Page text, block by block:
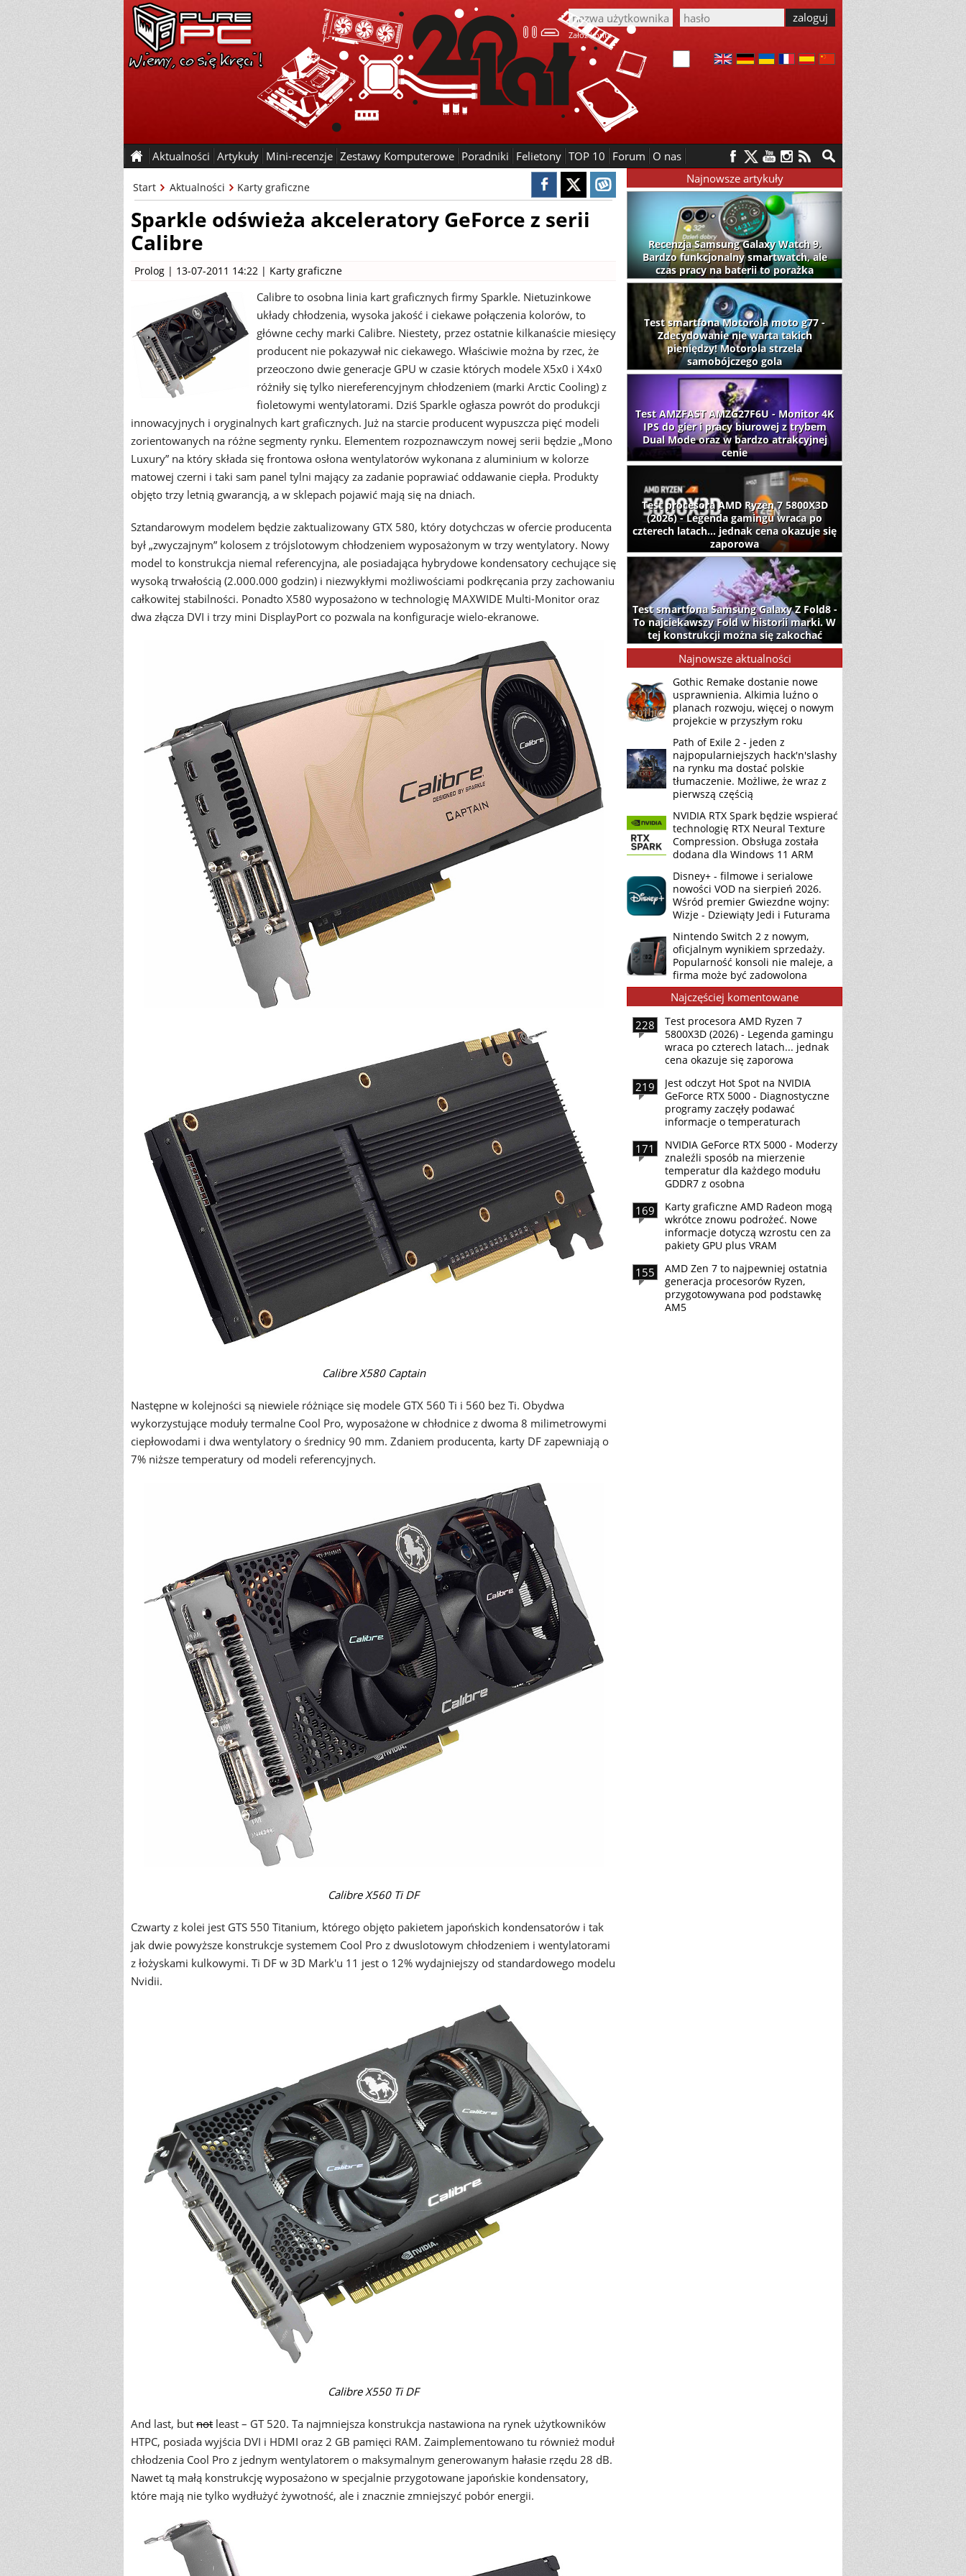
Załóż konto
Aktualności Artykuły Mini-recenzje Zestawy Komputerowe Poradniki Felietony TOP 10 Forum O nas
Start Aktualności Karty graficzne
Sparkle odświeża akceleratory GeForce z serii
Calibre
Prolog | 13-07-2011 14:22 | Karty graficzne
Calibre to osobna linia kart graficznych firmy Sparkle. Nietuzinkowe
układy chłodzenia, wysoka jakość i ciekawe połączenia kolorów, to
główne cechy marki Calibre. Niestety, przez ostatnie kilkanaście miesięcy
producent nie pokazywał nic ciekawego. Właściwie można by rzec, że
przeoczono dwie generacje GPU w czasie których modele X5x0 i X4x0
różniły się tylko niereferencyjnym chłodzeniem (marki Arctic Cooling) z
fioletowymi wentylatorami. Dziś Sparkle ogłasza powrót do produkcji
innowacyjnych i oryginalnych kart graficznych. Już na starcie producent wypuszcza pięć modeli
zorientowanych na różne segmenty rynku. Elementem rozpoznawczym nowej serii będzie „Mono
Luxury” na który składa się frontowa osłona wentylatorów wykonana z aluminium w kolorze
matowej czerni i taki sam panel tylni mający za zadanie poprawiać oddawanie ciepła. Produkty
objęto trzy letnią gwarancją, a w sklepach pojawić mają się na dniach.
Sztandarowym modelem będzie zaktualizowany GTX 580, który dotychczas w ofercie producenta
był „zwyczajnym” kolosem z trójslotowym chłodzeniem wyposażonym w trzy wentylatory. Nowy
model to konstrukcja niemal referencyjna, ale posiadająca hybrydowe kondensatory cechujące się
wysoką trwałością (2.000.000 godzin) i niezwykłymi możliwościami podkręcania przy zachowaniu
całkowitej stabilności. Ponadto X580 wyposażono w technologię MAXWIDE Multi-Monitor oraz
dwa złącza DVI i trzy mini DisplayPort co pozwala na konfiguracje wielo-ekranowe.
Calibre X580 Captain
Następne w kolejności są niewiele różniące się modele GTX 560 Ti i 560 bez Ti. Obydwa
wykorzystujące moduły termalne Cool Pro, wyposażone w chłodnice z dwoma 8 milimetrowymi
ciepłowodami i dwa wentylatory o średnicy 90 mm. Zdaniem producenta, karty DF zapewniają o
7% niższe temperatury od modeli referencyjnych.
Calibre X560 Ti DF
Czwarty z kolei jest GTS 550 Titanium, którego objęto pakietem japońskich kondensatorów i tak
jak dwie powyższe konstrukcje systemem Cool Pro z dwuslotowym chłodzeniem i wentylatorami
z łożyskami kulkowymi. Ti DF w 3D Mark'u 11 jest o 12% wydajniejszy od standardowego modelu
Nvidii.
Calibre X550 Ti DF
And last, but not least – GT 520. Ta najmniejsza konstrukcja nastawiona na rynek użytkowników
HTPC, posiada wyjścia DVI i HDMI oraz 2 GB pamięci RAM. Zaimplementowano tu również moduł
chłodzenia Cool Pro z jednym wentylatorem o maksymalnym generowanym hałasie rzędu 28 dB.
Nawet tą małą konstrukcję wyposażono w specjalnie przygotowane japońskie kondensatory,
które mają nie tylko wydłużyć żywotność, ale i znacznie zmniejszyć pobór energii.
Najnowsze artykuły
Recenzja Samsung Galaxy Watch 9.
Bardzo funkcjonalny smartwatch, ale
czas pracy na baterii to porażka
Test smartfona Motorola moto g77 -
Zdecydowanie nie warta takich
pieniędzy! Motorola strzela
samobójczego gola
Test AMZFAST AMZG27F6U - Monitor 4K
IPS do gier i pracy biurowej z trybem
Dual Mode oraz w bardzo atrakcyjnej
cenie
Test procesora AMD Ryzen 7 5800X3D
(2026) - Legenda gamingu wraca po
czterech latach... jednak cena okazuje się
zaporowa
Test smartfona Samsung Galaxy Z Fold8 -
To najciekawszy Fold w historii marki. W
tej konstrukcji można się zakochać
Najnowsze aktualności
Gothic Remake dostanie nowe
usprawnienia. Alkimia luźno o
planach rozwoju, więcej o nowym
projekcie w przyszłym roku
Path of Exile 2 - jeden z
najpopularniejszych hack'n'slashy
na rynku ma dostać polskie
tłumaczenie. Możliwe, że wraz z
pierwszą częścią
NVIDIA RTX Spark będzie wspierać
technologię RTX Neural Texture
Compression. Obsługa została
dodana dla Windows 11 ARM
Disney+ - filmowe i serialowe
nowości VOD na sierpień 2026.
Wśród premier Gwiezdne wojny:
Wizje - Dziewiąty Jedi i Futurama
Nintendo Switch 2 z nowym,
oficjalnym wynikiem sprzedaży.
Popularność konsoli nie maleje, a
firma może być zadowolona
Najczęściej komentowane
228
Test procesora AMD Ryzen 7
5800X3D (2026) - Legenda gamingu
wraca po czterech latach... jednak
cena okazuje się zaporowa
219
Jest odczyt Hot Spot na NVIDIA
GeForce RTX 5000 - Diagnostyczne
programy zaczęły podawać
informacje o temperaturach
171
NVIDIA GeForce RTX 5000 - Moderzy
znaleźli sposób na mierzenie
temperatur dla każdego modułu
GDDR7 z osobna
169
Karty graficzne AMD Radeon mogą
wkrótce znowu podrożeć. Nowe
informacje dotyczą wzrostu cen za
pakiety GPU plus VRAM
155
AMD Zen 7 to najpewniej ostatnia
generacja procesorów Ryzen,
przygotowywana pod podstawkę
AM5